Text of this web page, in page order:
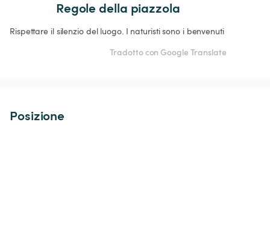
Regole della piazzola
Rispettare il silenzio del luogo. I naturisti sono i benvenuti
Tradotto con Google Translate
Posizione